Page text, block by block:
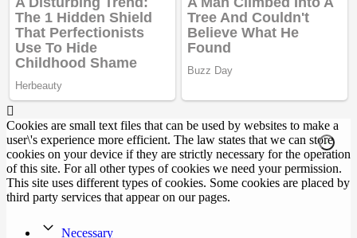
Cookies are small text files that can be used by websites to make a
user\'s experience more efficient. The law states that we can store
cookies on your device if they are strictly necessary for the operation
of this site. For all other types of cookies we need your permission.
This site uses different types of cookies. Some cookies are placed by
third party services that appear on our pages.
Necessary